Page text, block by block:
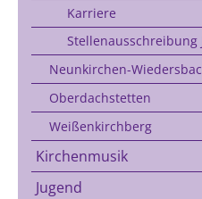
Karriere
Neunkirchen-
Oberdachstetten
Weißenkirchberg
Kirchenmusik
Jugend